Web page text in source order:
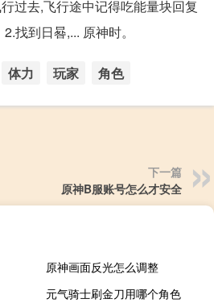
过去,飞行途中记得吃能量块回复
找到日晷,... 原神时。
体力 玩家 角色
下一篇
原神B服账号怎么才安全
原神画面反光怎么调整
元气骑士刷金刀用哪个角色